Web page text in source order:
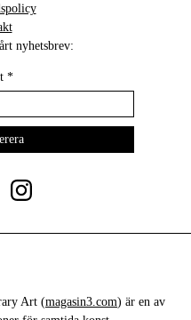
nyhetsbrev:
*
Art (magasin3.com) är en av